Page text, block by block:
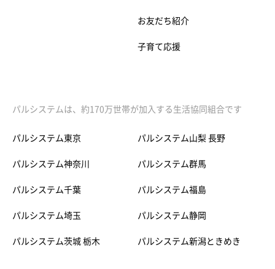
お友だち紹介
子育て応援
パルシステムは、約170万世帯が加入する生活協同組合です
パルシステム東京
パルシステム神奈川
パルシステム千葉
パルシステム埼玉
パルシステム茨城 栃木
パルシステム山梨 長野
パルシステム群馬
パルシステム福島
パルシステム静岡
パルシステム新潟ときめき